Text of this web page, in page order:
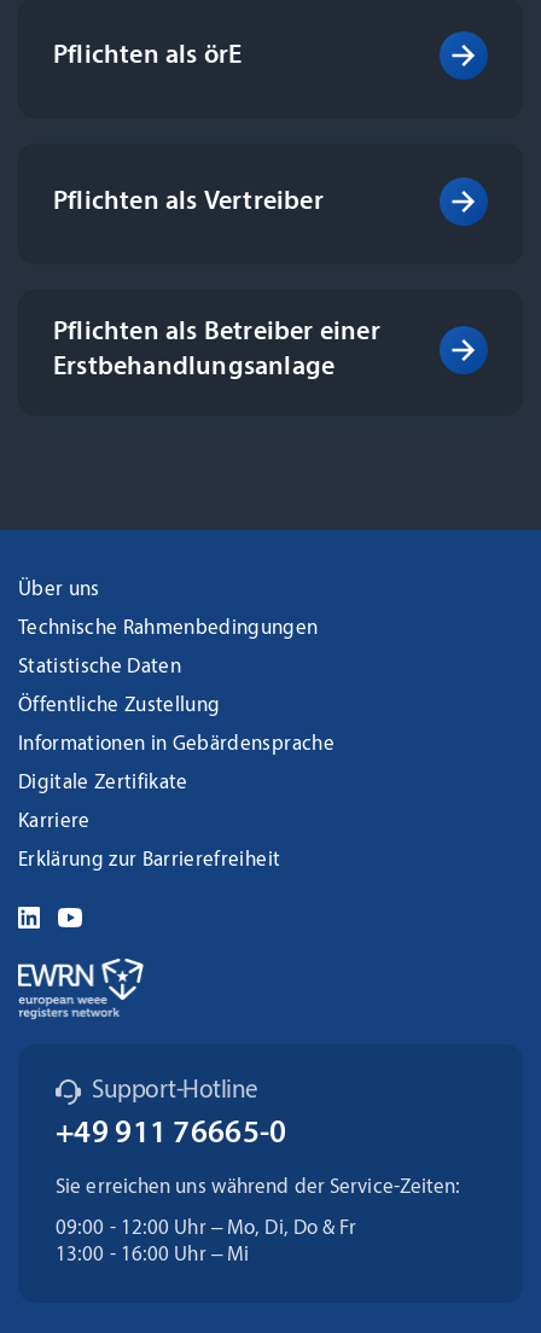
Pflichten als örE
Pflichten als Vertreiber
Pflichten als Betreiber einer
Erst­behandlungs­anlage
Über uns
Technische Rahmenbedingungen
Statistische Daten
Öffentliche Zustellung
Informationen in Gebärdensprache
Digitale Zertifikate
Karriere
Erklärung zur Barrierefreiheit
Support-Hotline
+49 911 76665-0
Sie erreichen uns während der Service-Zeiten:
09:00 - 12:00 Uhr – Mo, Di, Do & Fr
13:00 - 16:00 Uhr – Mi